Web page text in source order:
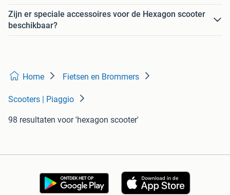
Zijn er speciale accessoires voor de Hexagon scooter
beschikbaar?
Home Fietsen en Brommers
Scooters | Piaggio
98 resultaten voor 'hexagon scooter'